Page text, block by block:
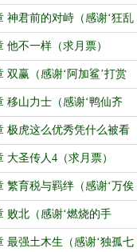
神君前的对峙（感谢‘狂乱
张羽塞了大量狗粮）
他不一样（求月票）
双赢（感谢‘阿加鲨’打赏
移山力士（感谢‘鸭仙齐
主）
极虎这么优秀凭什么被看
月票）
大圣传人4（求月票）
繁育税与羁绊（感谢‘万俟
主）
败北（感谢‘燃烧的手
主）
最强土木生（感谢‘独孤七